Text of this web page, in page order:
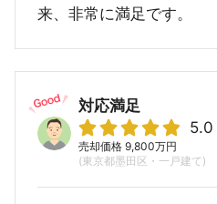
来、非常に満足です。
対応満足
5.0
売却価格 9,800万円
(東京都墨田区・一戸建て)